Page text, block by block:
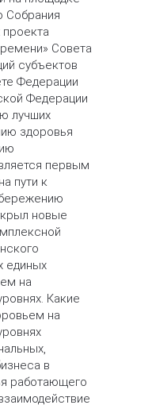
Собрания
Совета
субъектов
Федерации
Федерации
лучших
здоровья
первым
пути к
новые
единых
на
Какие
на
в
работающего